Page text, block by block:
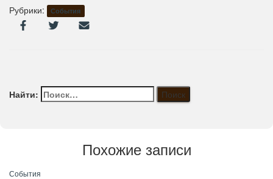
Рубрики: События
Найти:
Похожие записи
События